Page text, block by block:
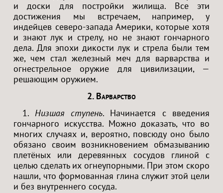
и доски для постройки жилища. Все эти
достижения мы встречаем, например, у
индейцев северо-запада Америки, которые хотя
и знают лук и стрелу, но не знают гончарного
дела. Для эпохи дикости лук и стрела были тем
же, чем стал железный меч для варварства и
огнестрельное оружие для цивилизации, —
решающим оружием.
2. Варварство
1.Низшая ступень. Начинается с введения
гончарного искусства. Можно доказать, что во
многих случаях и, вероятно, повсюду оно было
обязано своим возникновением обмазыванию
плетёных или деревянных сосудов глиной с
целью сделать их огнеупорными. При этом скоро
нашли, что формованная глина служит этой цели
и без внутреннего сосуда.